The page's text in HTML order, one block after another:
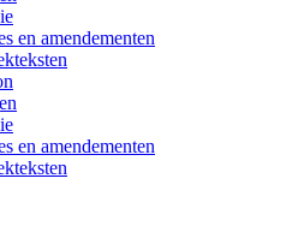
en amendementen
en amendementen